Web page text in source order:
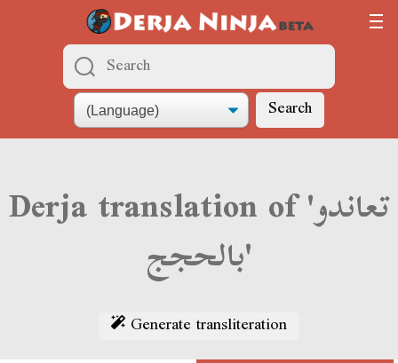
Search
Derja translation of 'تعاندو
بالحجج'
Generate transliteration